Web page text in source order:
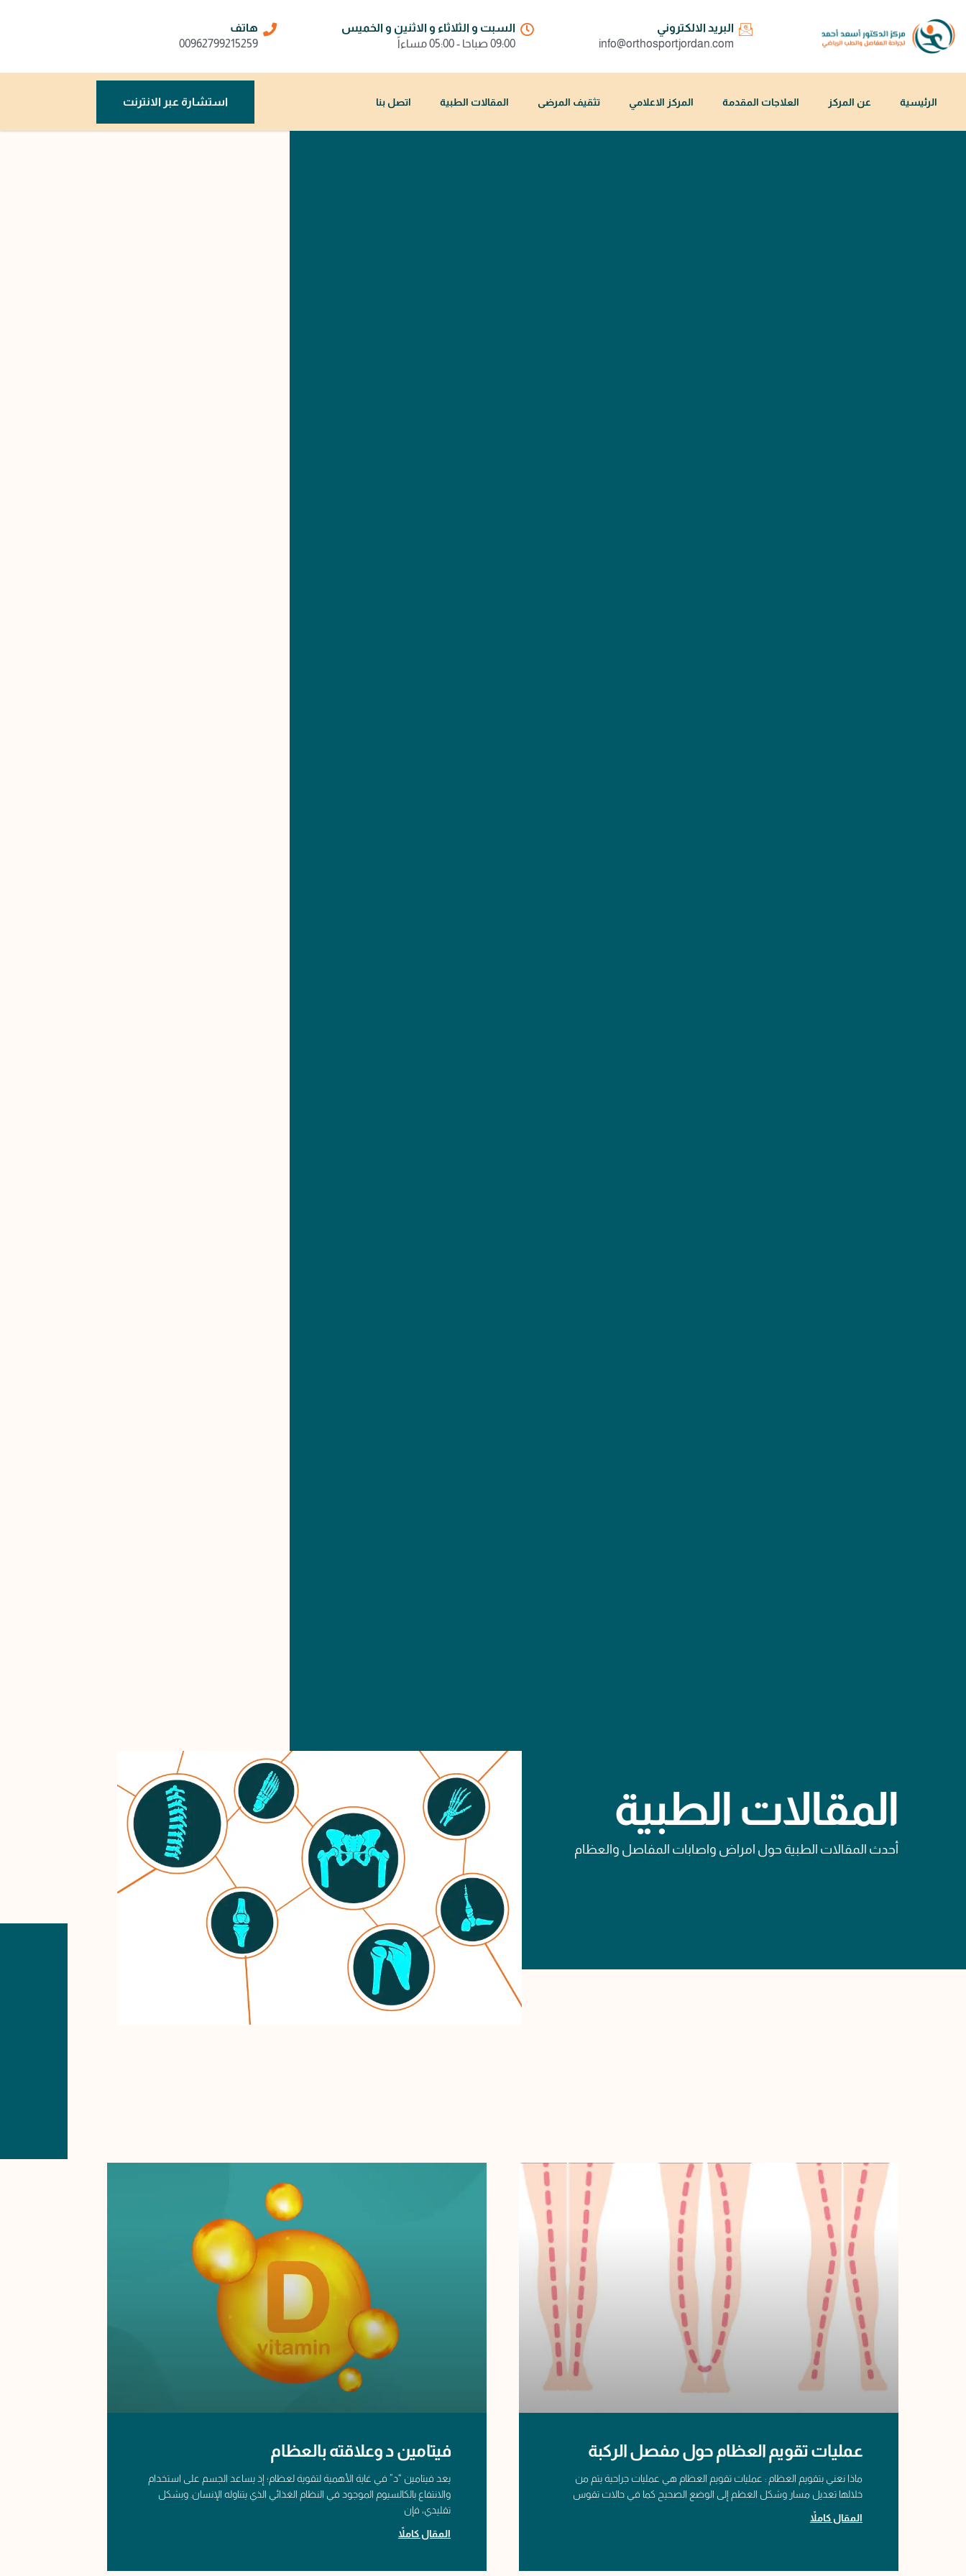
البريد الالكتروني
info@orthosportjordan.com
السبت و الثلاثاء و الاثنين و الخميس
09:00 صباحا - 05:00 مساءاً
هاتف
00962799215259
الرئيسية عن المركز العلاجات المقدمة المركز الاعلامي تثقيف المرضى المقالات الطبية اتصل بنا استشارة عبر الانترنت
المقالات الطبية
أحدث المقالات الطبية حول امراض واصابات المفاصل والعظام
عمليات تقويم العظام حول مفصل الركبة
ماذا نعني بتقويم العظام : عمليات تقويم العظام هي عمليات جراحية يتم من
خلالها تعديل مسار وشكل العظم إلى الوضع الصحيح كما في حالات تقوس
المقال كاملاً
فيتامين د وعلاقته بالعظام
يعد فيتامين “د” في غاية الأهمية لتقوية لعظام؛ إذ يساعد الجسم على استخدام
والانتفاع بالكالسيوم الموجود في النظام الغذائي الذي يتناوله الإنسان. وبشكل
تقليدي، فإن
المقال كاملاً